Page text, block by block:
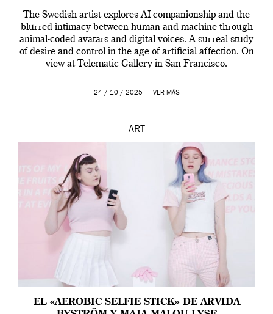
The Swedish artist explores AI companionship and the
blurred intimacy between human and machine through
animal-coded avatars and digital voices. A surreal study
of desire and control in the age of artificial affection. On
view at Telematic Gallery in San Francisco.
24 / 10 / 2025 — VER MÁS
ART
EL «AEROBIC SELFIE STICK» DE ARVIDA